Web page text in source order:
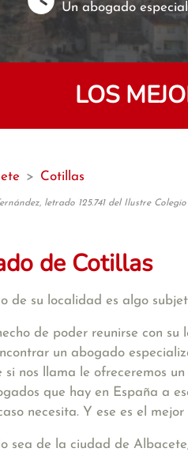
Un abogado
LOS
> Cotillas
letrado 125.741 del Ilustre
de Cotillas
de su localidad es algo
de poder reunirse con
un abogado
nos llama le ofreceremos
que hay en España a
necesita. Y ese es el
sea de la ciudad de